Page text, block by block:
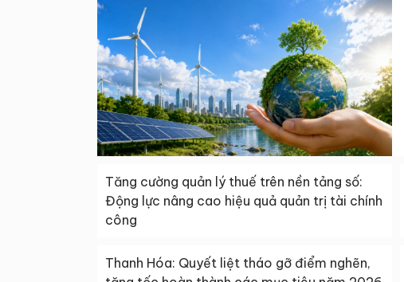
Tăng cường quản lý thuế trên nền tảng số:
Động lực nâng cao hiệu quả quản trị tài chính
công
Thanh Hóa: Quyết liệt tháo gỡ điểm nghẽn,